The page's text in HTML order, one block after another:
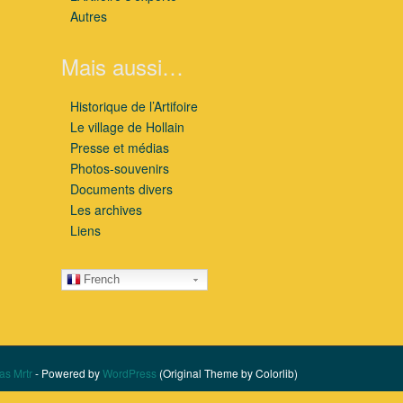
Autres
Mais aussi…
Historique de l’Artifoire
Le village de Hollain
Presse et médias
Photos-souvenirs
Documents divers
Les archives
Liens
French
Mrtr- Powered byWordPress (Original Theme by Colorlib)